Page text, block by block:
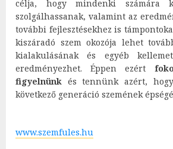
célja, hogy mindenki számára
szolgálhassanak, valamint az
további fejlesztésekhez is
kiszáradó szem okozója lehet
kialakulásának és egyéb
eredményezhet. Éppen ezért
figyelnünk és tennünk azért,
következő generáció szemének
www.szemfules.hu